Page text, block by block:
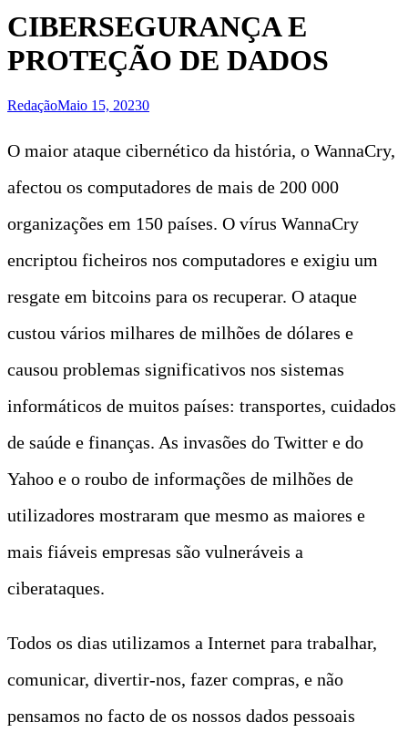
CIBERSEGURANÇA E
PROTEÇÃO DE DADOS
RedaçãoMaio 15, 20230
O maior ataque cibernético da história, o WannaCry,
afectou os computadores de mais de 200 000
organizações em 150 países. O vírus WannaCry
encriptou ficheiros nos computadores e exigiu um
resgate em bitcoins para os recuperar. O ataque
custou vários milhares de milhões de dólares e
causou problemas significativos nos sistemas
informáticos de muitos países: transportes, cuidados
de saúde e finanças. As invasões do Twitter e do
Yahoo e o roubo de informações de milhões de
utilizadores mostraram que mesmo as maiores e
mais fiáveis empresas são vulneráveis a
ciberataques.
Todos os dias utilizamos a Internet para trabalhar,
comunicar, divertir-nos, fazer compras, e não
pensamos no facto de os nossos dados pessoais